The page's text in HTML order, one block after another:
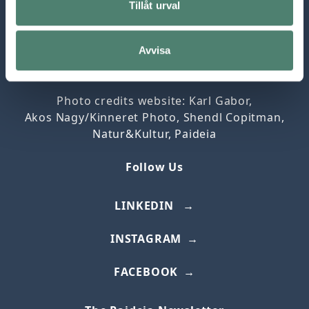
Tillåt urval
Avvisa
PAIDEIA DATA POLICY
Photo credits website: Karl Gabor,
Akos Nagy/Kinneret Photo, Shendl Copitman,
Natur&Kultur, Paideia
Follow Us
LINKEDIN
INSTAGRAM
FACEBOOK